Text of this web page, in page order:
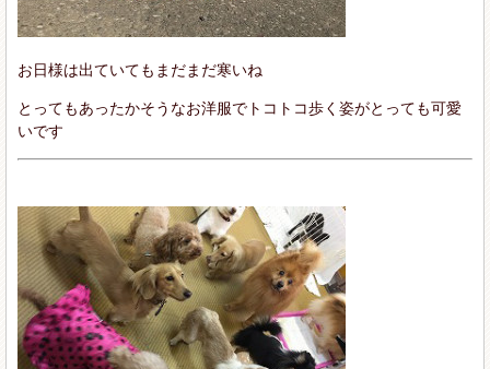
お日様は出ていてもまだまだ寒いね
とってもあったかそうなお洋服でトコトコ歩く姿がとっても可愛
いです